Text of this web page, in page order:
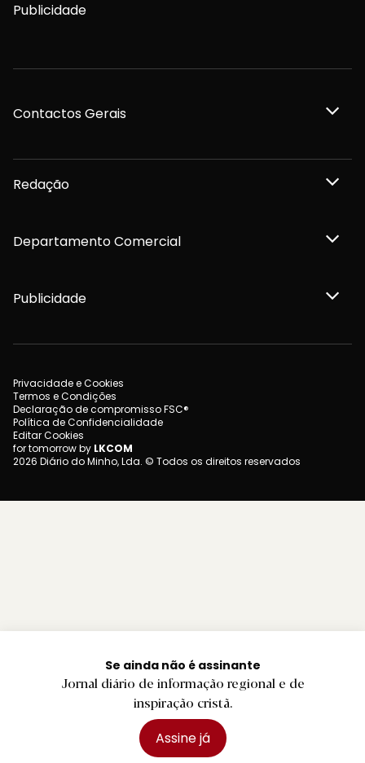
Se ainda não é assinante
Jornal diário de informação regional e de
inspiração cristã.
Assine já
Publicidade
Contactos Gerais
Redação
Departamento Comercial
Publicidade
Privacidade e Cookies
Termos e Condições
Declaração de compromisso FSC®
Política de Confidencialidade
Editar Cookies
for tomorrow by LKCOM
2026 Diário do Minho, Lda. © Todos os direitos reservados